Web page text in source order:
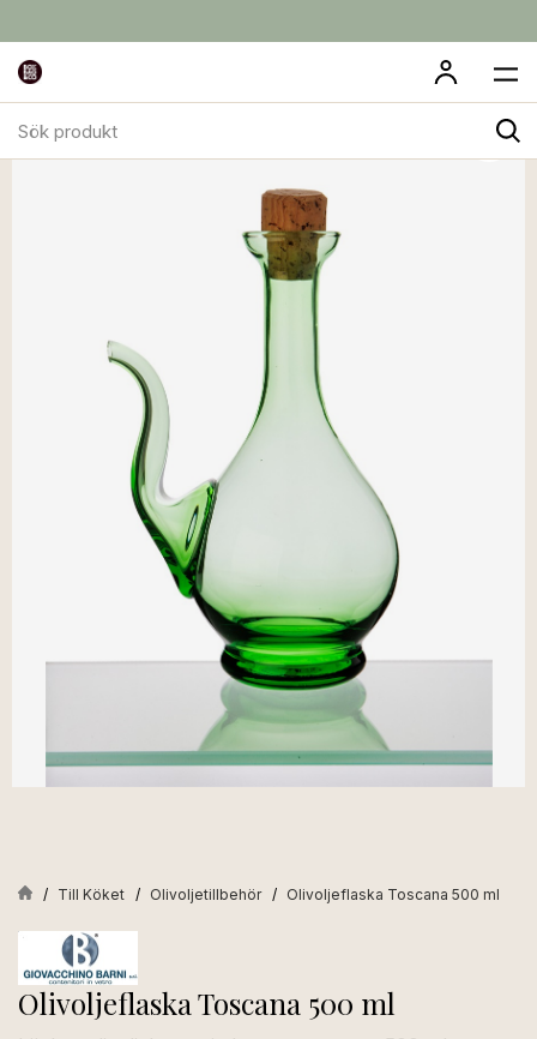
produkt
Till Köket Olivoljetillbehör Olivoljeflaska Toscana 500 ml
Olivoljeflaska Toscana 500 ml